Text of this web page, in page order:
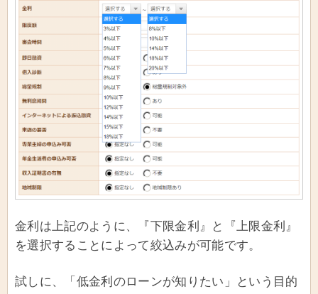
金利は上記のように、『下限金利』と『上限金利』
を選択することによって絞込みが可能です。
試しに、「低金利のローンが知りたい」という目的